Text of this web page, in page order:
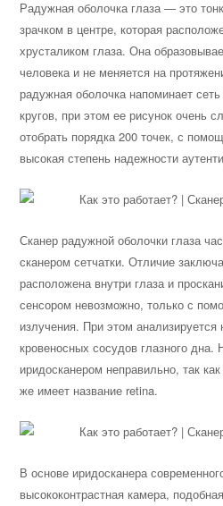
Радужная оболочка глаза — это
зрачком в центре, которая
хрусталиком глаза. Она
человека и не меняется на
радужная оболочка напоминает
кругов, при этом ее рисунок очень
отобрать порядка 200 точек, с
высокая степень надежности
Сканер радужной оболочки глаза
сканером сетчатки. Отличие
расположена внутри глаза и
сенсором невозможно, только с
излучения. При этом анализируется
кровеносных сосудов глазного
иридосканером неправильно, так
же имеет название retina.
В основе иридосканера
высококонтрастная камера,